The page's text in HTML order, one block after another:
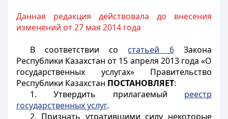
Данная редакция действовала до внесения
изменений от 27 мая 2014 года
В соответствии со статьей 6Закона
Республики Казахстан от 15 апреля 2013 года «О
государственных услугах» Правительство
Республики Казахстан ПОСТАНОВЛЯЕТ:
1. Утвердить прилагаемый реестр
государственных услуг.
2. Признать утратившими силу некоторые